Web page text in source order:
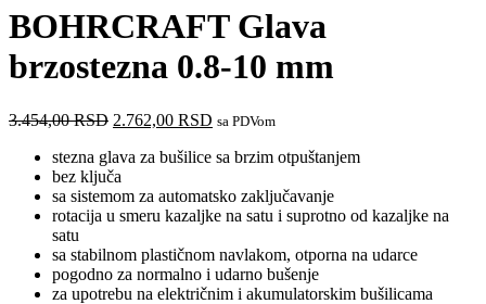
BOHRCRAFT Glava
brzostezna 0.8-10 mm
3.454,00RSD 2.762,00 RSD sa PDVom
stezna glava za bušilice sa brzim otpuštanjem
bez ključa
sa sistemom za automatsko zaključavanje
rotacija u smeru kazaljke na satu i suprotno od kazaljke na
satu
sa stabilnom plastičnom navlakom, otporna na udarce
pogodno za normalno i udarno bušenje
za upotrebu na električnim i akumulatorskim bušilicama